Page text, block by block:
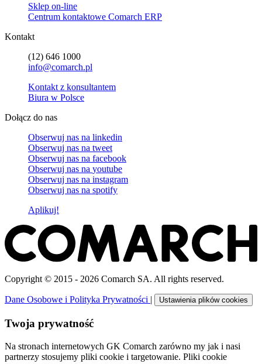
Sklep on-line
Centrum kontaktowe Comarch ERP
Kontakt
(12) 646 1000
info@comarch.pl
Kontakt z konsultantem
Biura w Polsce
Dołącz do nas
Obserwuj nas na linkedin
Obserwuj nas na tweet
Obserwuj nas na facebook
Obserwuj nas na youtube
Obserwuj nas na instagram
Obserwuj nas na spotify
Aplikuj!
Copyright © 2015 - 2026 Comarch SA. All rights reserved.
Dane Osobowe i Polityka Prywatności | Ustawienia plików cookies
Twoja prywatność
Na stronach internetowych GK Comarch zarówno my jak i nasi
partnerzy stosujemy pliki cookie i targetowanie. Pliki cookie